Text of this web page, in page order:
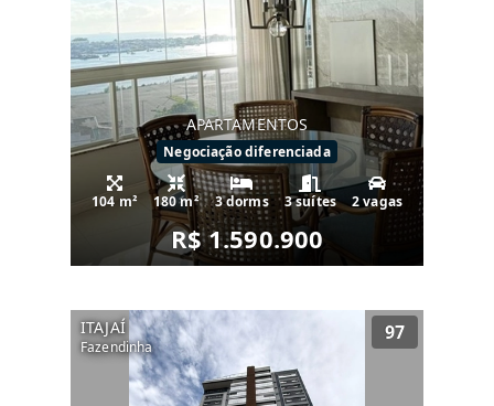
APARTAMENTOS
Negociação diferenciada
104 m² 180 m² 3 dorms 3 suítes 2 vagas
R$ 1.590.900
ITAJAÍ
Fazendinha
97